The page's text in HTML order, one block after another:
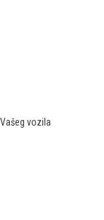
vozila